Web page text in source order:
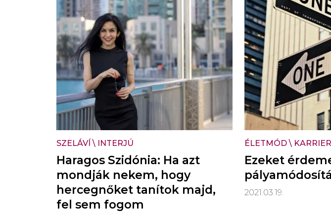
SZELÁVÍ \ INTERJÚ
Haragos Szidónia: Ha azt
mondják nekem, hogy
hercegnőket tanítok majd,
fel sem fogom
ÉLETMÓD\ KARRIER
Ezeket
2021.03.19.